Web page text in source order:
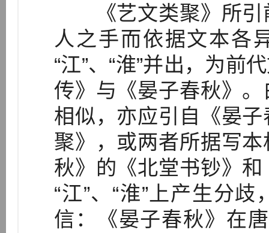
《艺文类聚》所引
人之手而依据文本各
“江”、“淮”并出，为前
传》与《晏子春秋》
相似，亦应引自《晏
聚》，或两者所据写
秋》的《北堂书钞》
“江”、“淮”上产生分
信：《晏子春秋》在